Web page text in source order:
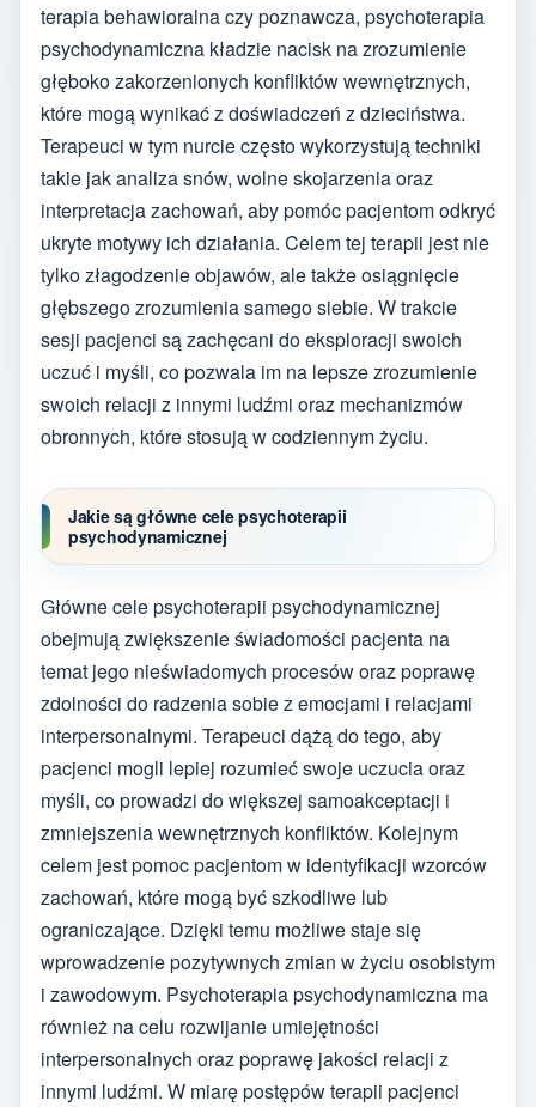
terapia behawioralna czy poznawcza, psychoterapia
psychodynamiczna kładzie nacisk na zrozumienie
głęboko zakorzenionych konfliktów wewnętrznych,
które mogą wynikać z doświadczeń z dzieciństwa.
Terapeuci w tym nurcie często wykorzystują techniki
takie jak analiza snów, wolne skojarzenia oraz
interpretacja zachowań, aby pomóc pacjentom odkryć
ukryte motywy ich działania. Celem tej terapii jest nie
tylko złagodzenie objawów, ale także osiągnięcie
głębszego zrozumienia samego siebie. W trakcie
sesji pacjenci są zachęcani do eksploracji swoich
uczuć i myśli, co pozwala im na lepsze zrozumienie
swoich relacji z innymi ludźmi oraz mechanizmów
obronnych, które stosują w codziennym życiu.
Jakie są główne cele psychoterapii
psychodynamicznej
Główne cele psychoterapii psychodynamicznej
obejmują zwiększenie świadomości pacjenta na
temat jego nieświadomych procesów oraz poprawę
zdolności do radzenia sobie z emocjami i relacjami
interpersonalnymi. Terapeuci dążą do tego, aby
pacjenci mogli lepiej rozumieć swoje uczucia oraz
myśli, co prowadzi do większej samoakceptacji i
zmniejszenia wewnętrznych konfliktów. Kolejnym
celem jest pomoc pacjentom w identyfikacji wzorców
zachowań, które mogą być szkodliwe lub
ograniczające. Dzięki temu możliwe staje się
wprowadzenie pozytywnych zmian w życiu osobistym
i zawodowym. Psychoterapia psychodynamiczna ma
również na celu rozwijanie umiejętności
interpersonalnych oraz poprawę jakości relacji z
innymi ludźmi. W miarę postępów terapii pacjenci